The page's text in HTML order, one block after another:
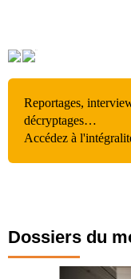
Reportages,
décryptages…
Accédez à
Dossiers du